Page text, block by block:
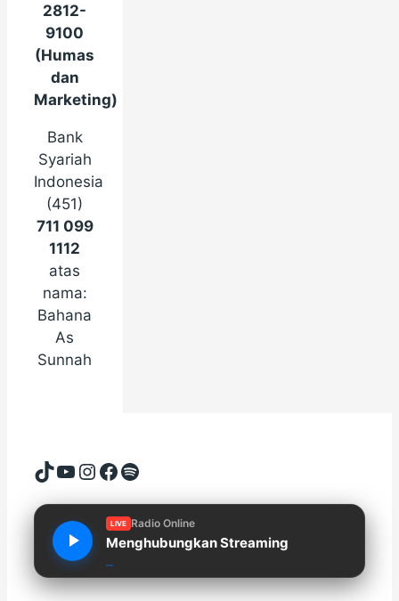
2812-
9100
(Humas
dan
Marketing)
Bank
Syariah
Indonesia
(451)
711 099
1112
atas
nama:
Bahana
As
Sunnah
TikTok
YouTube
Instagram
Facebook
Spotify
LIVE Radio Online
Menghubungkan Streaming